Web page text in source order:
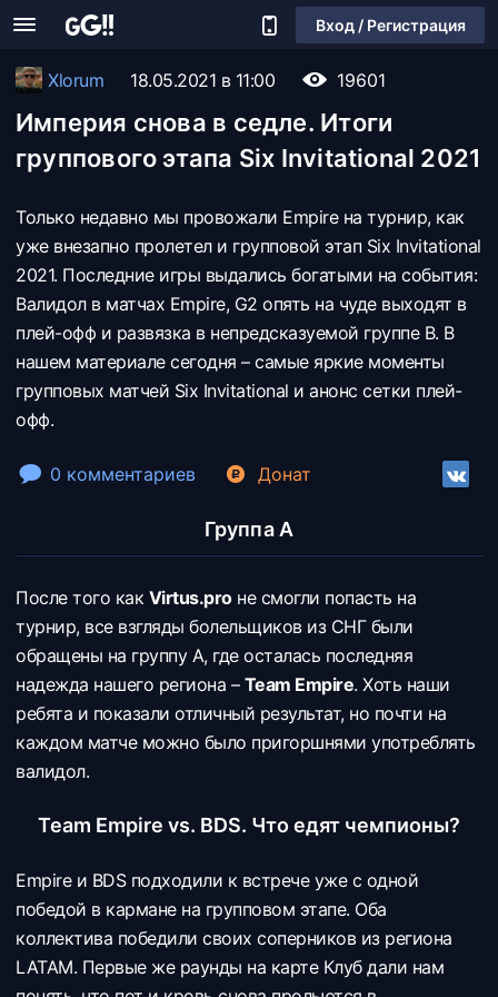
Вход / Регистрация
Xlorum 18.05.2021 в 11:00 19601
Империя снова в седле. Итоги
группового этапа Six Invitational 2021
Только недавно мы провожали Empire на турнир, как
уже внезапно пролетел и групповой этап Six Invitational
2021. Последние игры выдались богатыми на события:
Валидол в матчах Empire, G2 опять на чуде выходят в
плей-офф и развязка в непредсказуемой группе B. В
нашем материале сегодня – самые яркие моменты
групповых матчей Six Invitational и анонс сетки плей-
офф.
0 комментариев Донат
Группа А
После того как Virtus.proне смогли попасть на
турнир, все взгляды болельщиков из СНГ были
обращены на группу А, где осталась последняя
надежда нашего региона – Team Empire. Хоть наши
ребята и показали отличный результат, но почти на
каждом матче можно было пригоршнями употреблять
валидол.
Team Empire vs. BDS. Что едят чемпионы?
Empire и BDS подходили к встрече уже с одной
победой в кармане на групповом этапе. Оба
коллектива победили своих соперников из региона
LATAM. Первые же раунды на карте Клуб дали нам